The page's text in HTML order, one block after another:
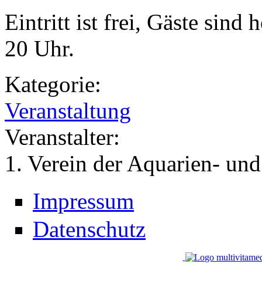
Eintritt ist frei, Gäste sind
20 Uhr.
Kategorie:
Veranstaltung
Veranstalter:
1. Verein der Aquarien-
Impressum
Datenschutz